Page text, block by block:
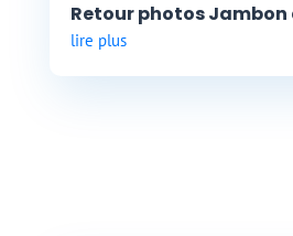
Retour photos Jambon
lire plus